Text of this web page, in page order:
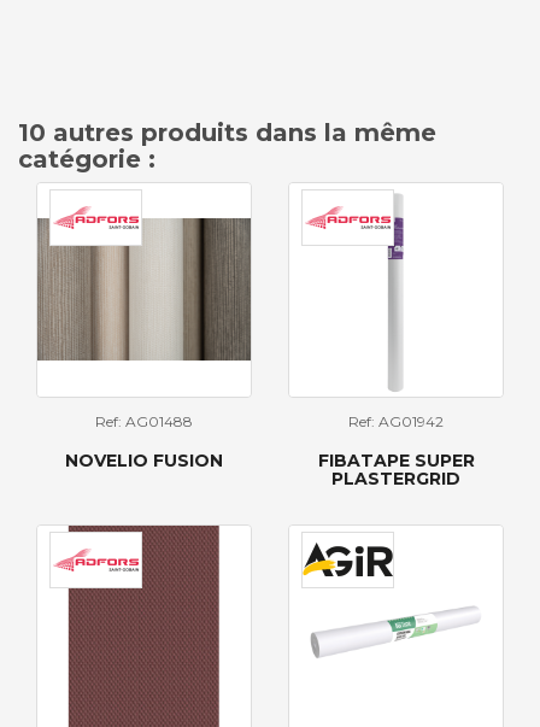
10 autres produits dans la même
catégorie :
Ref: AG01488
NOVELIO FUSION
Ref: AG01942
FIBATAPE SUPER
PLASTERGRID